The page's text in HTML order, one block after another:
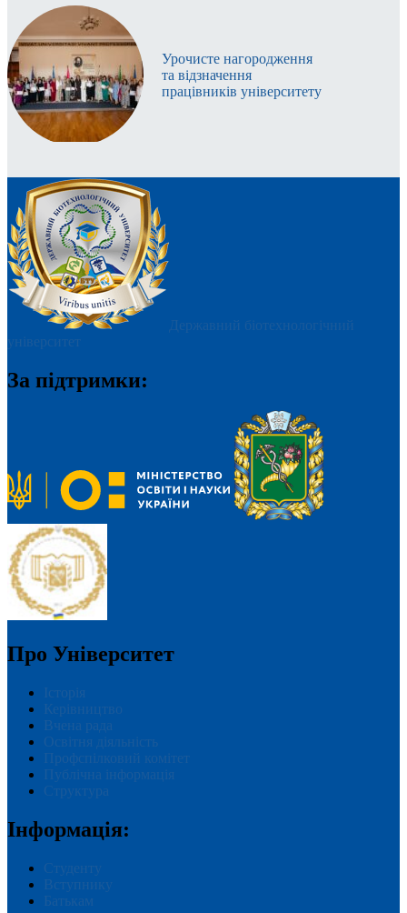
Урочисте нагородження
та відзначення
працівників університету
Державний біотехнологічний
університет
За підтримки:
Про Університет
Історія
Керівництво
Вчена рада
Освітня діяльність
Профспілковий комітет
Публічна інформація
Структура
Інформація:
Студенту
Вступнику
Батькам